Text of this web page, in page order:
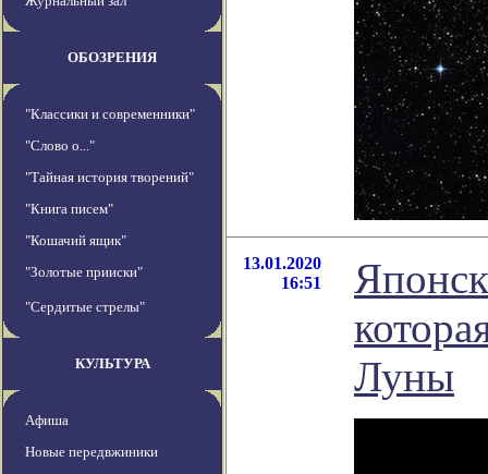
ОБОЗРЕНИЯ
"Классики и современники"
"Слово о..."
"Тайная история творений"
"Книга писем"
"Кошачий ящик"
"Золотые прииски"
"Сердитые стрелы"
КУЛЬТУРА
Афиша
Новые передвжиники
13.01.2020
16:51
Луны